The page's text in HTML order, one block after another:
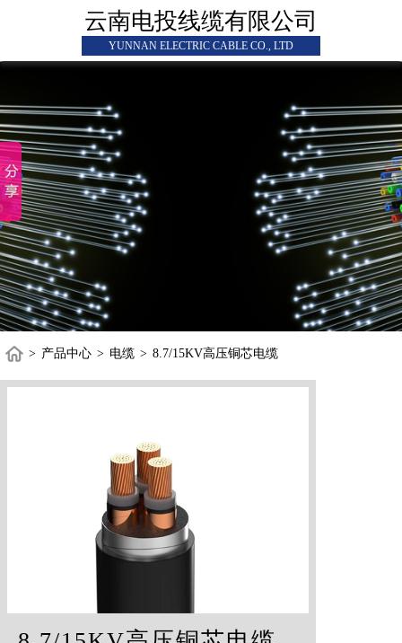
云南电投线缆有限公司
YUNNAN ELECTRIC CABLE CO., LTD
> 产品中心 > 电缆 > 8.7/15KV高压铜芯电缆